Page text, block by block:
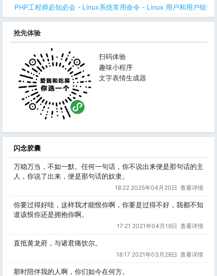
PHP工程师必知必会 - Linux系统常用命令 - Linux 用户和用户组管
抢先体验
扫码体验
趣味小程序
文字表情生成器
闪念胶囊
万稳万当，不如一默。任何一句话，你不说出来便是那句话的主
人，你说了出来，便是那句话的奴隶。
18:22 2025年04月20日 查看详情
你要过得好哇，这样我才能恨你啊，你要是过得不好，我都不知
道该恨你还是拥抱你啊。
17:21 2021年04月19日 查看详情
直抵黄龙府，与诸君痛饮尔。
18:17 2021年03月28日 查看详情
那时陪伴我的人啊，你们如今在何方。